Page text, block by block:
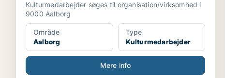
Kulturmedarbejder søges til organisation/virksomhed i
9000 Aalborg
Område
Aalborg
Type
Kulturmedarbejder
Mere info